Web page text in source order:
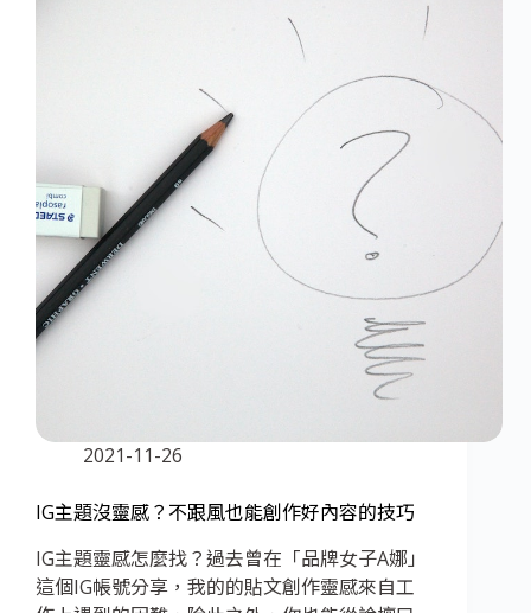
2021-11-26
IG主題沒靈感？不跟風也能創作好內容的技巧
IG主題靈感怎麼找？過去曾在「品牌女子A娜」
這個IG帳號分享，我的的貼文創作靈感來自工